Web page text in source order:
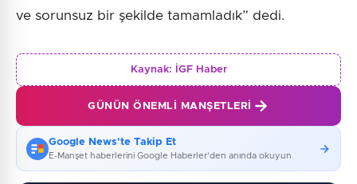
ve sorunsuz bir şekilde tamamladık” dedi.
Kaynak: İGF Haber
GÜNÜN ÖNEMLI MANŞETLERI
Google News'te Takip Et
E-Manşet haberlerini Google Haberler'den anında okuyun